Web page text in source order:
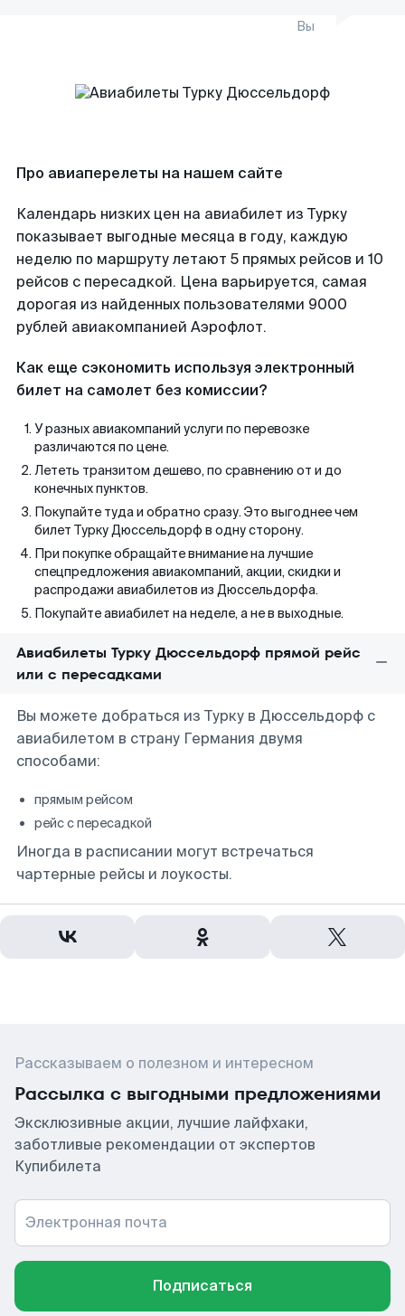
Вы
Про авиаперелеты на нашем сайте
Календарь низких цен на авиабилет из Турку
показывает выгодные месяца в году, каждую
неделю по маршруту летают 5 прямых рейсов и 10
рейсов с пересадкой. Цена варьируется, самая
дорогая из найденных пользователями 9000
рублей авиакомпанией Аэрофлот.
Как еще сэкономить используя электронный
билет на самолет без комиссии?
У разных авиакомпаний услуги по перевозке
различаются по цене.
Лететь транзитом дешево, по сравнению от и до
конечных пунктов.
Покупайте туда и обратно сразу. Это выгоднее чем
билет Турку Дюссельдорф в одну сторону.
При покупке обращайте внимание на лучшие
спецпредложения авиакомпаний, акции, скидки и
распродажи авиабилетов из Дюссельдорфа.
Покупайте авиабилет на неделе, а не в выходные.
Авиабилеты Турку Дюссельдорф прямой рейс
или с пересадками
Вы можете добраться из Турку в Дюссельдорф с
авиабилетом в страну Германия двумя
способами:
прямым рейсом
рейс с пересадкой
Иногда в расписании могут встречаться
чартерные рейсы и лоукосты.
Рассказываем о полезном и интересном
Рассылка с выгодными предложениями
Эксклюзивные акции, лучшие лайфхаки,
заботливые рекомендации от экспертов
Купибилета
Электронная почта
Подписаться